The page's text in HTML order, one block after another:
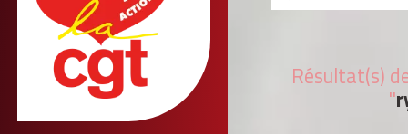
Résultat(s)
"